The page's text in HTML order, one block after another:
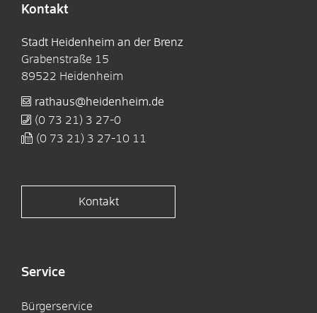
Kontakt
Stadt Heidenheim an der Brenz
Grabenstraße 15
89522 Heidenheim
rathaus@heidenheim.de
(0 73 21) 3 27-0
(0 73 21) 3 27-10 11
Kontakt
Service
Bürgerservice